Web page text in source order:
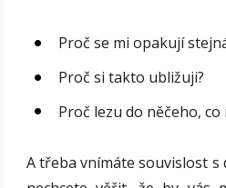
Proč se mi opakují
Proč si takto ubližuji?
Proč lezu do něčeho,
A třeba vnímáte souvislost